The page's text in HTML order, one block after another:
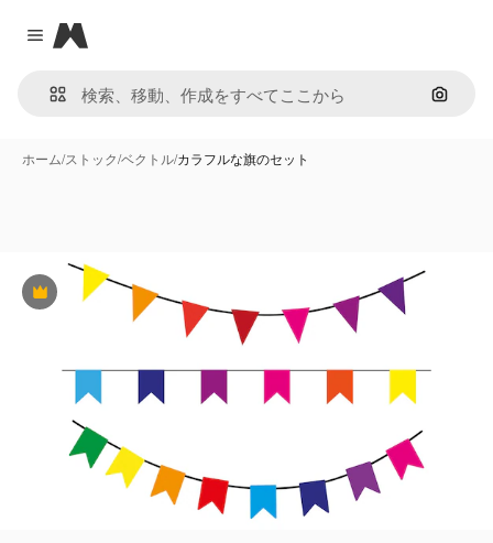
Close menu
Magnific
画像で
ホーム/ストック/ベクトル/カラフルな旗のセット
Premium